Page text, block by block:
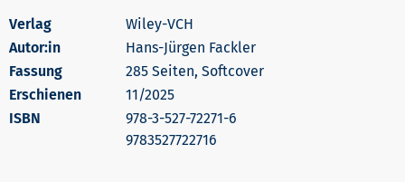
Wiley-VCH
Autor:in
Hans-Jürgen Fackler
285 Seiten, Softcover
Erschienen
11/2025
978-3-527-72271-6
9783527722716